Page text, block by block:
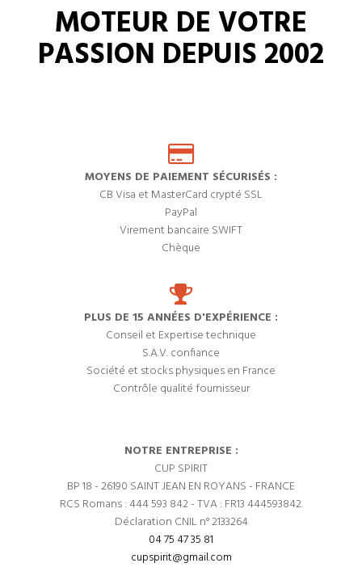
MOTEUR DE VOTRE
PASSION DEPUIS 2002
MOYENS DE PAIEMENT SÉCURISÉS :
CB Visa et MasterCard crypté SSL
PayPal
Virement bancaire SWIFT
Chèque
PLUS DE 15 ANNÉES D'EXPÉRIENCE :
Conseil et Expertise technique
S.A.V. confiance
Société et stocks physiques en France
Contrôle qualité fournisseur
NOTRE ENTREPRISE :
CUP SPIRIT
BP 18 - 26190 SAINT JEAN EN ROYANS - FRANCE
RCS Romans : 444 593 842 - TVA : FR13 444593842.
Déclaration CNIL n° 2133264
04 75 47 35 81
cupspirit@gmail.com